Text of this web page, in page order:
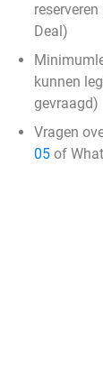
Deal)
kunnen
gevraagd)
Vragen
05 of